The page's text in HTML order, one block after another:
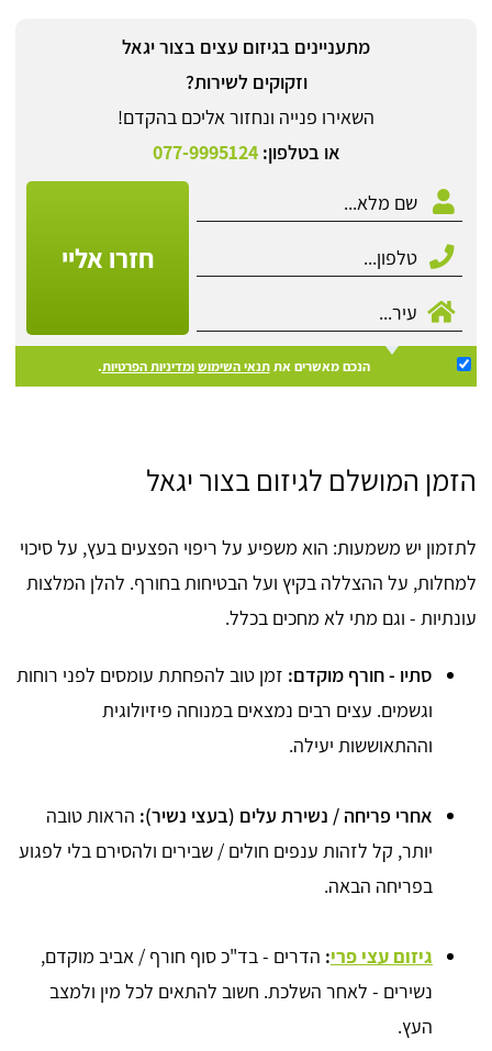
מתעניינים בגיזום עצים בצור יגאל
וזקוקים לשירות?
השאירו פנייה ונחזור אליכם בהקדם!
או בטלפון:077-9995124
חזרו אליי
הנכם מאשרים אתתנאי השימוש ומדיניות הפרטיות.
הזמן המושלם לגיזום בצור יגאל
לתזמון יש משמעות: הוא משפיע על ריפוי הפצעים בעץ, על סיכוי
למחלות, על ההצללה בקיץ ועל הבטיחות בחורף. להלן המלצות
עונתיות - וגם מתי לא מחכים בכלל.
סתיו - חורף מוקדם: זמן טוב להפחתת עומסים לפני רוחות
וגשמים. עצים רבים נמצאים במנוחה פיזיולוגית
וההתאוששות יעילה.
אחרי פריחה / נשירת עלים (בעצי נשיר): הראות טובה
יותר, קל לזהות ענפים חולים / שבירים ולהסירם בלי לפגוע
בפריחה הבאה.
גיזום עצי פרי: הדרים - בד"כ סוף חורף / אביב מוקדם,
נשירים - לאחר השלכת. חשוב להתאים לכל מין ולמצב
העץ.